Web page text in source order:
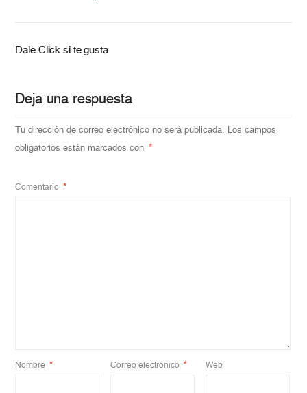
Dale Click si te gusta
Deja una respuesta
Tu dirección de correo electrónico no será publicada. Los campos
obligatorios están marcados con *
Comentario *
Nombre * Correo electrónico * Web